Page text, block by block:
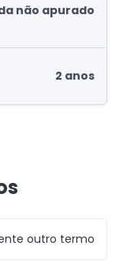
não apurado
2 anos
outro termo